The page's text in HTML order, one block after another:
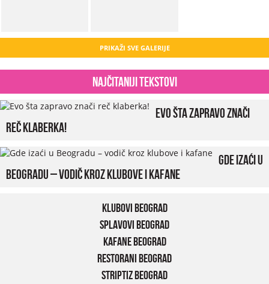
PRIKAŽI SVE GALERIJE
Najčitaniji tekstovi
Evo šta zapravo znači
reč klaberka!
Gde izaći u
Beogradu – vodič kroz klubove i kafane
Klubovi Beograd
Splavovi Beograd
Kafane Beograd
Restorani Beograd
Striptiz Beograd